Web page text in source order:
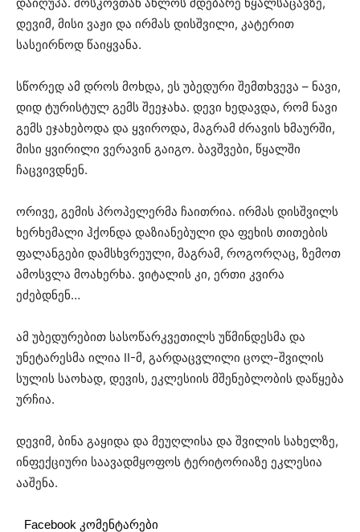
დევიმ, მისი ვაჟი და ირმას დისშვილი, კატერით
სასეირნოდ წაიყვანა.
სწორედ ამ დროს მოხდა, ეს უბედური შემთხვევა – ნავი,
დიდ ტურისტულ გემს შეეჯახა. დევი ხედავდა, რომ ნავი
გემს ეჯახებოდა და ყვიროდა, მაგრამ ძრავის ხმაურში,
მისი ყვირილი ვერავინ გაიგო. ბავშვები, წყალში
ჩაცვივდნენ.
ორივე, გემის პროპელერმა ჩაითრია. ირმას დისშვილს
ხერხემალი ჰქონდა დაზიანებული და ფეხის თითების
ფალანგები დამსხვრეული, მაგრამ, როგორღაც, ზემოთ
ამოსვლა მოახერხა. ვიტალის კი, ერთი კვირა
ეძებდნენ…
ამ უბედურებით სასოწარკვეთილს უწმინდესმა და
უნეტარესმა ილია II-მ, გარდაცვლილი ცოლ-შვილის
სულის საოხად, დევის, ეკლესიის მშენებლობის დაწყება
ურჩია.
დევიმ, ბინა გაყიდა და მეუღლისა და შვილის სახელზე,
ინფექციური საავადმყოფოს ტერიტორიაზე ეკლესია
ააშენა.
Facebook კომენტარები